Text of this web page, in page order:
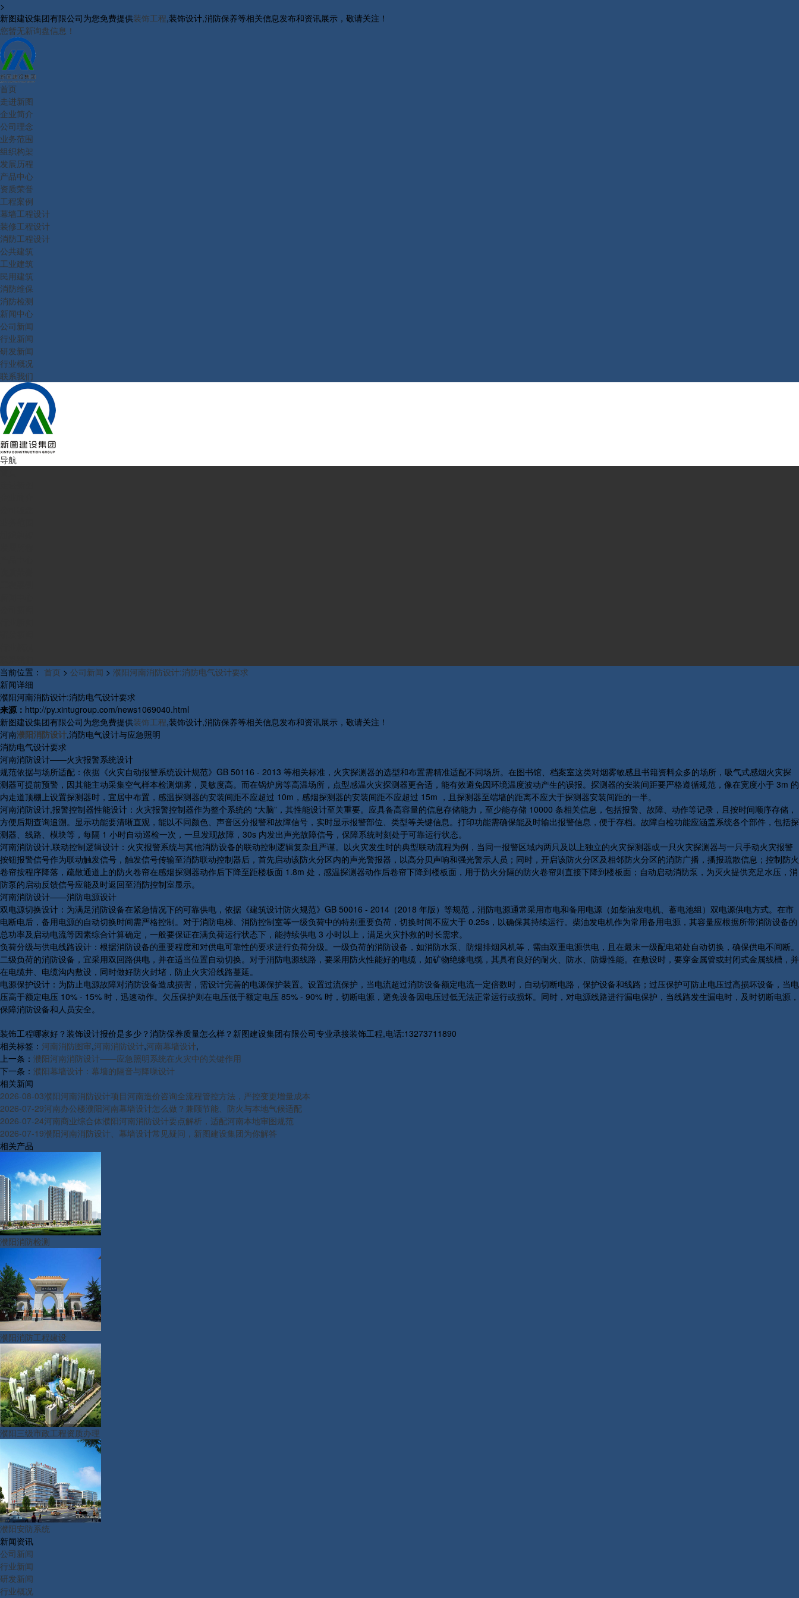
>
新图建设集团有限公司为您免费提供装饰工程,装饰设计,消防保养等相关信息发布和资讯展示，敬请关注！
您暂无新询盘信息！
首页
走进新图
企业简介
公司理念
业务范围
组织构架
发展历程
产品中心
资质荣誉
工程案例
幕墙工程设计
装修工程设计
消防工程设计
公共建筑
工业建筑
民用建筑
消防维保
消防检测
新闻中心
公司新闻
行业新闻
研发新闻
行业概况
联系我们
导航
当前位置： 首页 > 公司新闻 > 濮阳河南消防设计:消防电气设计要求
新闻详细
濮阳河南消防设计:消防电气设计要求
来源： http://py.xintugroup.com/news1069040.html
新图建设集团有限公司为您免费提供装饰工程,装饰设计,消防保养等相关信息发布和资讯展示，敬请关注！
河南濮阳消防设计,消防电气设计与应急照明
消防电气设计要求
河南消防设计——火灾报警系统设计
规范依据与场所适配：依据《火灾自动报警系统设计规范》GB 50116 - 2013 等相关标准，火灾探测器的选型和布置需精准适配不同场所。在图书馆、档案室这类对烟雾敏感且书籍资料众多的场所，吸气式感烟火灾探
测器可提前预警，因其能主动采集空气样本检测烟雾，灵敏度高。而在锅炉房等高温场所，点型感温火灾探测器更合适，能有效避免因环境温度波动产生的误报。探测器的安装间距要严格遵循规范，像在宽度小于 3m 的
内走道顶棚上设置探测器时，宜居中布置，感温探测器的安装间距不应超过 10m，感烟探测器的安装间距不应超过 15m ，且探测器至端墙的距离不应大于探测器安装间距的一半。
河南消防设计,报警控制器性能设计：火灾报警控制器作为整个系统的 “大脑”，其性能设计至关重要。应具备高容量的信息存储能力，至少能存储 10000 条相关信息，包括报警、故障、动作等记录，且按时间顺序存储，
方便后期查询追溯。显示功能要清晰直观，能以不同颜色、声音区分报警和故障信号，实时显示报警部位、类型等关键信息。打印功能需确保能及时输出报警信息，便于存档。故障自检功能应涵盖系统各个部件，包括探
测器、线路、模块等，每隔 1 小时自动巡检一次，一旦发现故障，30s 内发出声光故障信号，保障系统时刻处于可靠运行状态。
河南消防设计,联动控制逻辑设计：火灾报警系统与其他消防设备的联动控制逻辑复杂且严谨。以火灾发生时的典型联动流程为例，当同一报警区域内两只及以上独立的火灾探测器或一只火灾探测器与一只手动火灾报警
按钮报警信号作为联动触发信号，触发信号传输至消防联动控制器后，首先启动该防火分区内的声光警报器，以高分贝声响和强光警示人员；同时，开启该防火分区及相邻防火分区的消防广播，播报疏散信息；控制防火
卷帘按程序降落，疏散通道上的防火卷帘在感烟探测器动作后下降至距楼板面 1.8m 处，感温探测器动作后卷帘下降到楼板面，用于防火分隔的防火卷帘则直接下降到楼板面；自动启动消防泵，为灭火提供充足水压，消
防泵的启动反馈信号应能及时返回至消防控制室显示。
河南消防设计——消防电源设计
双电源切换设计：为满足消防设备在紧急情况下的可靠供电，依据《建筑设计防火规范》GB 50016 - 2014（2018 年版）等规范，消防电源通常采用市电和备用电源（如柴油发电机、蓄电池组）双电源供电方式。在市
电断电后，备用电源的自动切换时间需严格控制。对于消防电梯、消防控制室等一级负荷中的特别重要负荷，切换时间不应大于 0.25s，以确保其持续运行。柴油发电机作为常用备用电源，其容量应根据所带消防设备的
总功率及启动电流等因素综合计算确定，一般要保证在满负荷运行状态下，能持续供电 3 小时以上，满足火灾扑救的时长需求。
负荷分级与供电线路设计：根据消防设备的重要程度和对供电可靠性的要求进行负荷分级。一级负荷的消防设备，如消防水泵、防烟排烟风机等，需由双重电源供电，且在最末一级配电箱处自动切换，确保供电不间断。
二级负荷的消防设备，宜采用双回路供电，并在适当位置自动切换。对于消防电源线路，要采用防火性能好的电缆，如矿物绝缘电缆，其具有良好的耐火、防水、防爆性能。在敷设时，要穿金属管或封闭式金属线槽，并
在电缆井、电缆沟内敷设，同时做好防火封堵，防止火灾沿线路蔓延。
电源保护设计：为防止电源故障对消防设备造成损害，需设计完善的电源保护装置。设置过流保护，当电流超过消防设备额定电流一定倍数时，自动切断电路，保护设备和线路；过压保护可防止电压过高损坏设备，当电
压高于额定电压 10% - 15% 时，迅速动作。欠压保护则在电压低于额定电压 85% - 90% 时，切断电源，避免设备因电压过低无法正常运行或损坏。同时，对电源线路进行漏电保护，当线路发生漏电时，及时切断电源，
保障消防设备和人员安全。
装饰工程哪家好？装饰设计报价是多少？消防保养质量怎么样？新图建设集团有限公司专业承接装饰工程,电话:13273711890
相关标签： 河南消防图审,河南消防设计,河南幕墙设计,
上一条： 濮阳河南消防设计——应急照明系统在火灾中的关键作用
下一条： 濮阳幕墙设计：幕墙的隔音与降噪设计
相关新闻
2026-08-03濮阳河南消防设计项目河南造价咨询全流程管控方法，严控变更增量成本
2026-07-29河南办公楼濮阳河南幕墙设计怎么做？兼顾节能、防火与本地气候适配
2026-07-24河南商业综合体濮阳河南消防设计要点解析，适配河南本地审图规范
2026-07-19濮阳河南消防设计、幕墙设计常见疑问，新图建设集团为你解答
相关产品
濮阳消防检测
濮阳消防工程建设
濮阳三级市政工程资质办理
濮阳安防系统
新闻资讯
公司新闻
行业新闻
研发新闻
行业概况